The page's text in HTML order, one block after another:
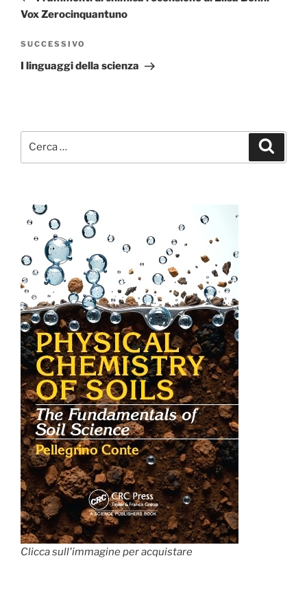
Vox Zerocinquantuno
Articolo
successivo
SUCCESSIVO
I linguaggi della scienza
Clicca sull'immagine per acquistare